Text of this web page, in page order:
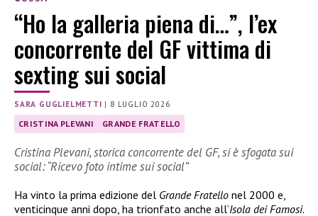
“Ho la galleria piena di…”, l’ex
concorrente del GF vittima di
sexting sui social
SARA GUGLIELMETTI | 8 LUGLIO 2026
CRISTINA PLEVANI GRANDE FRATELLO
Cristina Plevani, storica concorrente del GF, si è sfogata sui
social: “Ricevo foto intime sui social”
Ha vinto la prima edizione del Grande Fratello nel 2000 e,
venticinque anni dopo, ha trionfato anche all’Isola dei Famosi.